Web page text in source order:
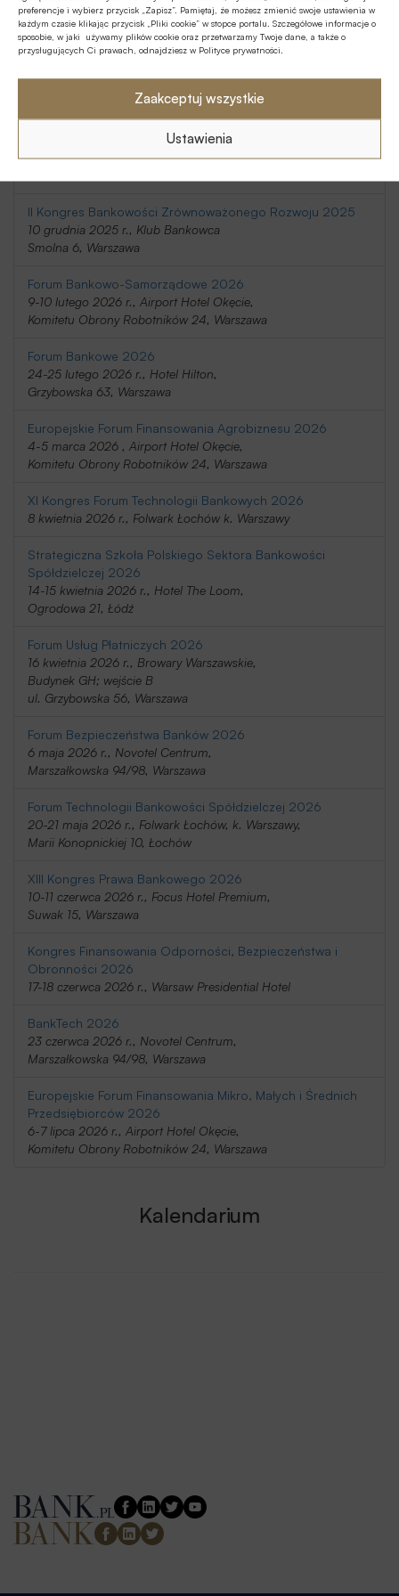
preferencje i wybierz przycisk „Zapisz”. Pamiętaj, że możesz zmienić swoje ustawienia w
każdym czasie klikając przycisk „Pliki cookie” w stopce portalu. Szczegółowe informacje o
sposobie, w jaki używamy plików cookie oraz przetwarzamy Twoje dane, a także o
przysługujących Ci prawach, odnajdziesz w Polityce prywatności.
Zaakceptuj wszystkie
Ustawienia
20-21 listopada 2025 r., Holiday Inn
Telimeny 1, Józefów
Belwederska 23, Warszawa
9 grudnia 2025 r., Novotel Centrum,
II Kongres Bankowości Zrównoważonego Rozwoju 2025
10 grudnia 2025 r., Klub Bankowca
Smolna 6, Warszawa
Forum Bankowo-Samorządowe 2026
9-10 lutego 2026 r., Airport Hotel Okęcie,
Komitetu Obrony Robotników 24, Warszawa
Forum Bankowe 2026
24-25 lutego 2026 r., Hotel Hilton,
Grzybowska 63, Warszawa
Europejskie Forum Finansowania Agrobiznesu 2026
4-5 marca 2026 , Airport Hotel Okęcie,
Komitetu Obrony Robotników 24, Warszawa
XI Kongres Forum Technologii Bankowych 2026
8 kwietnia 2026 r., Folwark Łochów k. Warszawy
Strategiczna Szkoła Polskiego Sektora Bankowości
Spółdzielczej 2026
14-15 kwietnia 2026 r., Hotel The Loom,
Ogrodowa 21, Łódź
Forum Usług Płatniczych 2026
16 kwietnia 2026 r., Browary Warszawskie,
Budynek GH; wejście B
ul. Grzybowska 56, Warszawa
Forum Bezpieczeństwa Banków 2026
6 maja 2026 r., Novotel Centrum,
Marszałkowska 94/98, Warszawa
Forum Technologii Bankowości Spółdzielczej 2026
20-21 maja 2026 r., Folwark Łochów, k. Warszawy,
Marii Konopnickiej 10, Łochów
XIII Kongres Prawa Bankowego 2026
10-11 czerwca 2026 r., Focus Hotel Premium,
Suwak 15, Warszawa
Kongres Finansowania Odporności, Bezpieczeństwa i
Obronności 2026
17-18 czerwca 2026 r., Warsaw Presidential Hotel
BankTech 2026
23 czerwca 2026 r., Novotel Centrum,
Marszałkowska 94/98, Warszawa
Europejskie Forum Finansowania Mikro, Małych i Średnich
Przedsiębiorców 2026
6-7 lipca 2026 r., Airport Hotel Okęcie,
Komitetu Obrony Robotników 24, Warszawa
Kalendarium